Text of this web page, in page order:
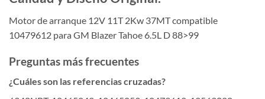
Motor de arranque 12V 11T 2Kw 37MT compatible
10479612 para GM Blazer Tahoe 6.5L D 88>99
Preguntas más frecuentes
¿Cuáles son las referencias cruzadas?